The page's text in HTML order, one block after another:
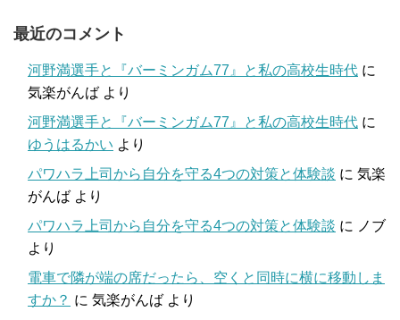
最近のコメント
河野満選手と『バーミンガム77』と私の高校生時代 に
気楽がんば より
河野満選手と『バーミンガム77』と私の高校生時代 に
ゆうはるかい より
パワハラ上司から自分を守る4つの対策と体験談 に 気楽
がんば より
パワハラ上司から自分を守る4つの対策と体験談 に ノブ
より
電車で隣が端の席だったら、空くと同時に横に移動しま
すか？ に 気楽がんば より